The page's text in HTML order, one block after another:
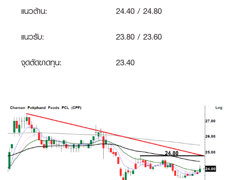
แนวต้าน:
24.40 / 24.80
แนวรับ:
23.80 / 23.60
จุดตัดขาดทุน:
23.40